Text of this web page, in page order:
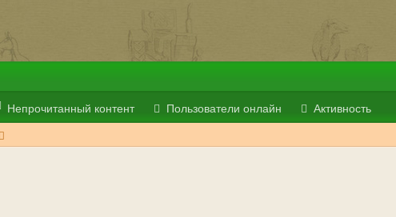
Непрочитанный контент Пользователи онлайн Активность